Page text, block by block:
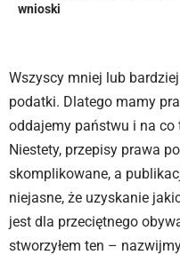
wnioski
Wszyscy mniej lub
podatki. Dlatego mamy
oddajemy państwu i na co
Niestety, przepisy prawa
skomplikowane, a
niejasne, że uzyskanie
jest dla przeciętnego
stworzyłem ten –